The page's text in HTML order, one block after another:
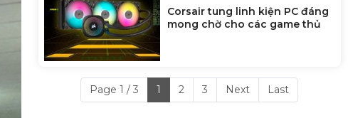
Corsair tung linh kiện PC đáng
mong chờ cho các game thủ
Page 1 / 3 1 2 3 Next Last